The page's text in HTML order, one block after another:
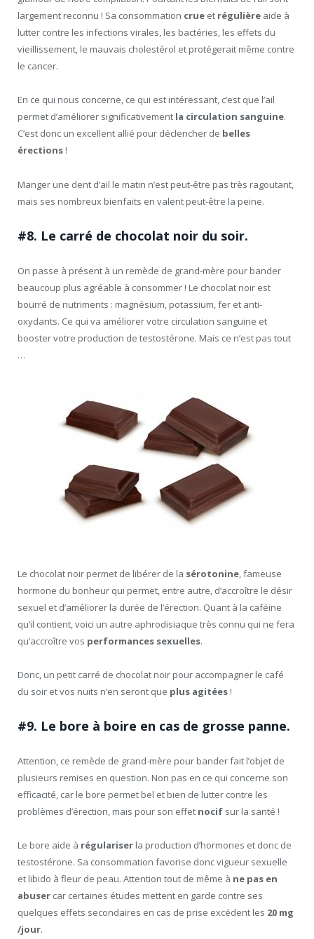
largement reconnu ! Sa consommation crue et régulière aide à
lutter contre les infections virales, les bactéries, les effets du
vieillissement, le mauvais cholestérol et protégerait même contre
le cancer.
En ce qui nous concerne, ce qui est intéressant, c’est que l’ail
permet d’améliorer significativement la circulation sanguine.
C’est donc un excellent allié pour déclencher de belles
érections !
Manger une dent d’ail le matin n’est peut-être pas très ragoutant,
mais ses nombreux bienfaits en valent peut-être la peine.
#8. Le carré de chocolat noir du soir.
On passe à présent à un remède de grand-mère pour bander
beaucoup plus agréable à consommer ! Le chocolat noir est
bourré de nutriments : magnésium, potassium, fer et anti-
oxydants. Ce qui va améliorer votre circulation sanguine et
booster votre production de testostérone. Mais ce n’est pas tout
…
Le chocolat noir permet de libérer de la sérotonine, fameuse
hormone du bonheur qui permet, entre autre, d’accroître le désir
sexuel et d’améliorer la durée de l’érection. Quant à la caféine
qu’il contient, voici un autre aphrodisiaque très connu qui ne fera
qu’accroître vos performances sexuelles.
Donc, un petit carré de chocolat noir pour accompagner le café
du soir et vos nuits n’en seront que plus agitées !
#9. Le bore à boire en cas de grosse panne.
Attention, ce remède de grand-mère pour bander fait l’objet de
plusieurs remises en question. Non pas en ce qui concerne son
efficacité, car le bore permet bel et bien de lutter contre les
problèmes d’érection, mais pour son effet nocif sur la santé !
Le bore aide à régulariser la production d’hormones et donc de
testostérone. Sa consommation favorise donc vigueur sexuelle
et libido à fleur de peau. Attention tout de même à ne pas en
abuser car certaines études mettent en garde contre ses
quelques effets secondaires en cas de prise excédent les 20 mg
/jour.